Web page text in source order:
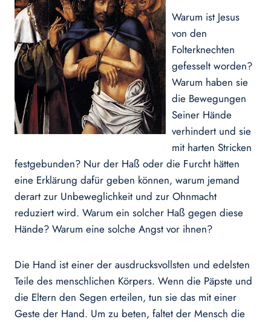
Warum ist Jesus
von den
Folterknechten
gefesselt worden?
Warum haben sie
die Bewegungen
Seiner Hände
verhindert und sie
mit harten Stricken
festgebunden? Nur der Haß oder die Furcht hätten
eine Erklärung dafür geben können, warum jemand
derart zur Unbeweglichkeit und zur Ohnmacht
reduziert wird. Warum ein solcher Haß gegen diese
Hände? Warum eine solche Angst vor ihnen?
Die Hand ist einer der ausdrucksvollsten und edelsten
Teile des menschlichen Körpers. Wenn die Päpste und
die Eltern den Segen erteilen, tun sie das mit einer
Geste der Hand. Um zu beten, faltet der Mensch die